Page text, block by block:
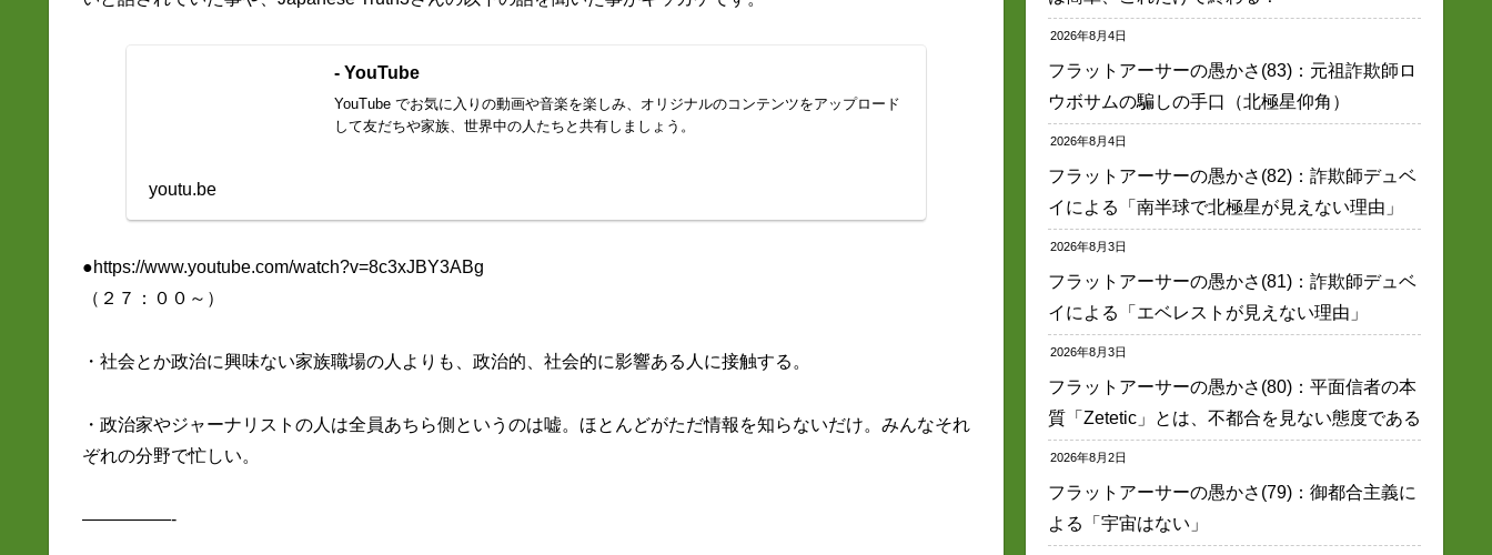
- YouTube
YouTube でお気に入りの動画や音楽を楽しみ、オリジナルのコンテンツをアップロード
して友だちや家族、世界中の人たちと共有しましょう。
youtu.be
●https://www.youtube.com/watch?v=8c3xJBY3ABg
（２７：００～）
・社会とか政治に興味ない家族職場の人よりも、政治的、社会的に影響ある人に接触する。
・政治家やジャーナリストの人は全員あちら側というのは嘘。ほとんどがただ情報を知らないだけ。みんなそれ
ぞれの分野で忙しい。
—————-
2026年8月4日
フラットアーサーの愚かさ(83)：元祖詐欺師ロ
ウボサムの騙しの手口（北極星仰角）
2026年8月4日
フラットアーサーの愚かさ(82)：詐欺師デュベ
イによる「南半球で北極星が見えない理由」
2026年8月3日
フラットアーサーの愚かさ(81)：詐欺師デュベ
イによる「エベレストが見えない理由」
2026年8月3日
フラットアーサーの愚かさ(80)：平面信者の本
質「Zetetic」とは、不都合を見ない態度である
2026年8月2日
フラットアーサーの愚かさ(79)：御都合主義に
よる「宇宙はない」